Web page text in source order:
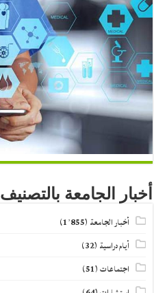
أخبار الجامعة بالتصنيف
أخبار الجامعة (1٬855)
أيام دراسية (32)
اجتماعات(51)